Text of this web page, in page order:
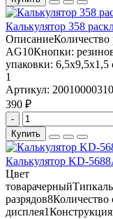
Калькулятор 358
ОписаниеКоличество
AG10Кнопки:
упаковки:
1
Артикул:
390 ₽
-
Купить
Калькулятор KD-
Цвет
разрядов8Количество